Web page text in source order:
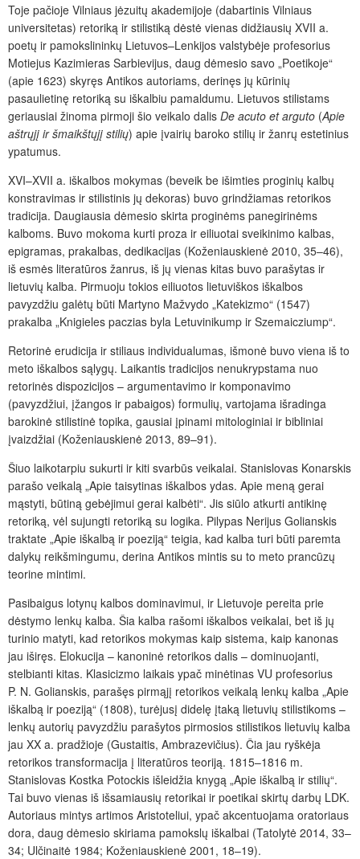
Toje pačioje Vilniaus jėzuitų akademijoje (dabartinis Vilniaus
universitetas) retoriką ir stilistiką dėstė vienas didžiausių XVII a.
poetų ir pamokslininkų Lietuvos–Lenkijos valstybėje profesorius
Motiejus Kazimieras Sarbievijus, daug dėmesio savo „Poetikoje“
(apie 1623) skyręs Antikos autoriams, derinęs jų kūrinių
pasaulietinę retoriką su iškalbiu pamaldumu. Lietuvos stilistams
geriausiai žinoma pirmoji šio veikalo dalis De acuto et arguto (Apie
aštrųjį ir šmaikštųjį stilių) apie įvairių baroko stilių ir žanrų estetinius
ypatumus.
XVI–XVII a. iškalbos mokymas (beveik be išimties proginių kalbų
konstravimas ir stilistinis jų dekoras) buvo grindžiamas retorikos
tradicija. Daugiausia dėmesio skirta proginėms panegirinėms
kalboms. Buvo mokoma kurti proza ir eiliuotai sveikinimo kalbas,
epigramas, prakalbas, dedikacijas (Koženiauskienė 2010, 35–46),
iš esmės literatūros žanrus, iš jų vienas kitas buvo parašytas ir
lietuvių kalba. Pirmuoju tokios eiliuotos lietuviškos iškalbos
pavyzdžiu galėtų būti Martyno Mažvydo „Katekizmo“ (1547)
prakalba „Knigieles paczias byla Letuvinikump ir Szemaicziump“.
Retorinė erudicija ir stiliaus individualumas, išmonė buvo viena iš to
meto iškalbos sąlygų. Laikantis tradicijos nenukrypstama nuo
retorinės dispozicijos – argumentavimo ir komponavimo
(pavyzdžiui, įžangos ir pabaigos) formulių, vartojama išradinga
barokinė stilistinė topika, gausiai įpinami mitologiniai ir bibliniai
įvaizdžiai (Koženiauskienė 2013, 89–91).
Šiuo laikotarpiu sukurti ir kiti svarbūs veikalai. Stanislovas Konarskis
parašo veikalą „Apie taisytinas iškalbos ydas. Apie meną gerai
mąstyti, būtiną gebėjimui gerai kalbėti“. Jis siūlo atkurti antikinę
retoriką, vėl sujungti retoriką su logika. Pilypas Nerijus Golianskis
traktate „Apie iškalbą ir poeziją“ teigia, kad kalba turi būti paremta
dalykų reikšmingumu, derina Antikos mintis su to meto prancūzų
teorine mintimi.
Pasibaigus lotynų kalbos dominavimui, ir Lietuvoje pereita prie
dėstymo lenkų kalba. Šia kalba rašomi iškalbos veikalai, bet iš jų
turinio matyti, kad retorikos mokymas kaip sistema, kaip kanonas
jau iširęs. Elokucija – kanoninė retorikos dalis – dominuojanti,
stelbianti kitas. Klasicizmo laikais ypač minėtinas VU profesorius
P. N. Golianskis, parašęs pirmąjį retorikos veikalą lenkų kalba „Apie
iškalbą ir poeziją“ (1808), turėjusį didelę įtaką lietuvių stilistikoms –
lenkų autorių pavyzdžiu parašytos pirmosios stilistikos lietuvių kalba
jau XX a. pradžioje (Gustaitis, Ambrazevičius). Čia jau ryškėja
retorikos transformacija į literatūros teoriją. 1815–1816 m.
Stanislovas Kostka Potockis išleidžia knygą „Apie iškalbą ir stilių“.
Tai buvo vienas iš išsamiausių retorikai ir poetikai skirtų darbų LDK.
Autoriaus mintys artimos Aristoteliui, ypač akcentuojama oratoriaus
dora, daug dėmesio skiriama pamokslų iškalbai (Tatolytė 2014, 33–
34; Ulčinaitė 1984; Koženiauskienė 2001, 18–19).